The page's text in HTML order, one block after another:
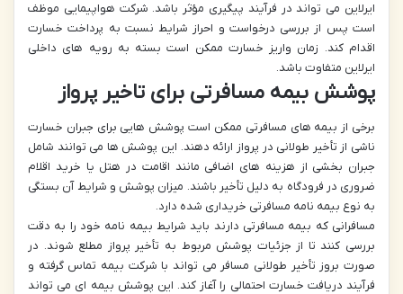
ایرلاین می تواند در فرآیند پیگیری مؤثر باشد. شرکت هواپیمایی موظف
است پس از بررسی درخواست و احراز شرایط نسبت به پرداخت خسارت
اقدام کند. زمان واریز خسارت ممکن است بسته به رویه های داخلی
ایرلاین متفاوت باشد.
پوشش بیمه مسافرتی برای تاخیر پرواز
برخی از بیمه های مسافرتی ممکن است پوشش هایی برای جبران خسارت
ناشی از تأخیر طولانی در پرواز ارائه دهند. این پوشش ها می توانند شامل
جبران بخشی از هزینه های اضافی مانند اقامت در هتل یا خرید اقلام
ضروری در فرودگاه به دلیل تأخیر باشند. میزان پوشش و شرایط آن بستگی
به نوع بیمه نامه مسافرتی خریداری شده دارد.
مسافرانی که بیمه مسافرتی دارند باید شرایط بیمه نامه خود را به دقت
بررسی کنند تا از جزئیات پوشش مربوط به تأخیر پرواز مطلع شوند. در
صورت بروز تأخیر طولانی مسافر می تواند با شرکت بیمه تماس گرفته و
فرآیند دریافت خسارت احتمالی را آغاز کند. این پوشش بیمه ای می تواند